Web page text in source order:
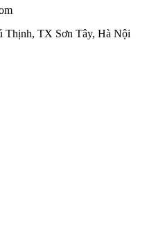
Thịnh, TX Sơn Tây, Hà Nội